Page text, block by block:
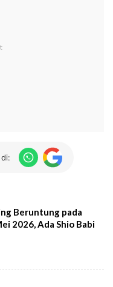
Beruntung pada
2026, Ada Shio Babi